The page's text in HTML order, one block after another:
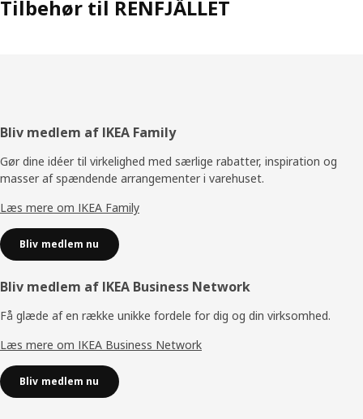
Tilbehør til RENFJÄLLET
Footer
Bliv medlem af IKEA Family
Gør dine idéer til virkelighed med særlige rabatter, inspiration og
masser af spændende arrangementer i varehuset.
Læs mere om IKEA Family
Bliv medlem nu
Bliv medlem af IKEA Business Network
Få glæde af en række unikke fordele for dig og din virksomhed.
Læs mere om IKEA Business Network
Bliv medlem nu